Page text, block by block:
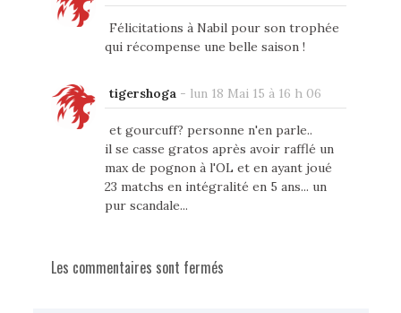
Félicitations à Nabil pour son trophée
qui récompense une belle saison !
tigershoga- lun 18 Mai 15 à 16 h 06
et gourcuff? personne n'en parle..
il se casse gratos après avoir rafflé un
max de pognon à l'OL et en ayant joué
23 matchs en intégralité en 5 ans... un
pur scandale...
Les commentaires sont fermés